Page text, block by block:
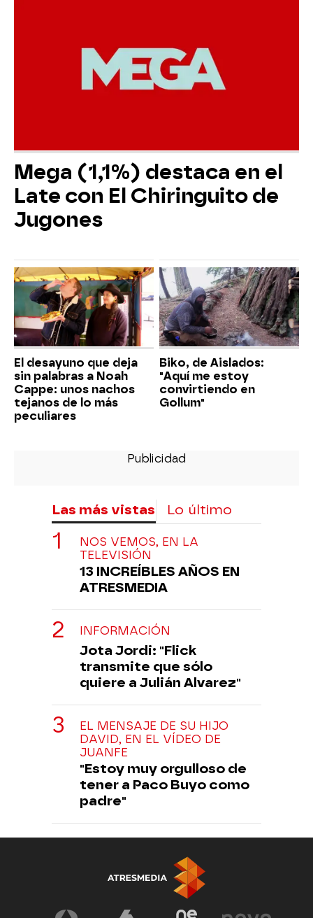
Mega (1,1%) destaca en el
Late con El Chiringuito de
Jugones
El desayuno que deja
sin palabras a Noah
Cappe: unos nachos
tejanos de lo más
peculiares
Biko, de Aislados:
"Aquí me estoy
convirtiendo en
Gollum"
Las más vistas Lo último
NOS VEMOS, EN LA
TELEVISIÓN
13 INCREÍBLES AÑOS EN
ATRESMEDIA
INFORMACIÓN
Jota Jordi: "Flick
transmite que sólo
quiere a Julián Alvarez"
EL MENSAJE DE SU HIJO
DAVID, EN EL VÍDEO DE
JUANFE
"Estoy muy orgulloso de
tener a Paco Buyo como
padre"